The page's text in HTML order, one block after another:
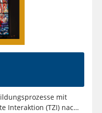
mit
Interaktion (TZI) nach